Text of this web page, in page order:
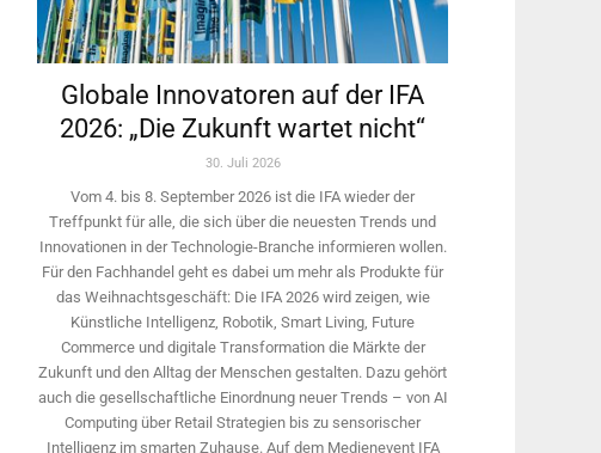
Globale Innovatoren auf der IFA
2026: „Die Zukunft wartet nicht“
30. Juli 2026
Vom 4. bis 8. September 2026 ist die IFA wieder der
Treffpunkt für alle, die sich über die neuesten Trends und
Innovationen in der Technologie-­Branche informieren wollen.
Für den Fachhandel geht es dabei um mehr als Produkte für
das Weihnachtsgeschäft: Die IFA 2026 wird ­zeigen, wie
Künstliche Intelligenz, Robotik, Smart Living, Future
Commerce und digitale Trans­formation die Märkte der
Zukunft und den Alltag der Menschen gestalten. Dazu gehört
auch die gesellschaftliche Einordnung neuer Trends – von AI
Computing über Retail Strategien bis zu sensorischer
Intelligenz im smarten Zuhause. Auf dem Medien­event IFA